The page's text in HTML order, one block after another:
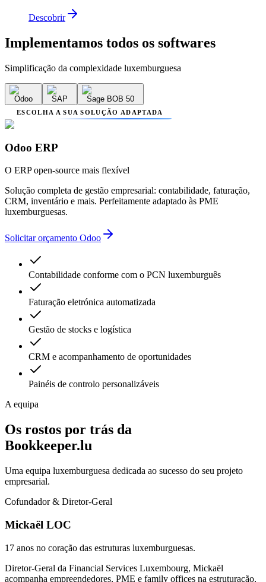
Descobrir
Implementamos todos os softwares
Simplificação da complexidade luxemburguesa
Odoo SAP Sage BOB 50
ESCOLHA A SUA SOLUÇÃO ADAPTADA
Odoo ERP
O ERP open-source mais flexível
Solução completa de gestão empresarial: contabilidade, faturação,
CRM, inventário e mais. Perfeitamente adaptado às PME
luxemburguesas.
Solicitar orçamento Odoo
Contabilidade conforme com o PCN luxemburguês
Faturação eletrónica automatizada
Gestão de stocks e logística
CRM e acompanhamento de oportunidades
Painéis de controlo personalizáveis
A equipa
Os rostos por trás da
Bookkeeper.lu
Uma equipa luxemburguesa dedicada ao sucesso do seu projeto
empresarial.
Cofundador & Diretor-Geral
Mickaël LOC
17 anos no coração das estruturas luxemburguesas.
Diretor-Geral da Financial Services Luxembourg, Mickaël
acompanha empreendedores, PME e family offices na estruturação,